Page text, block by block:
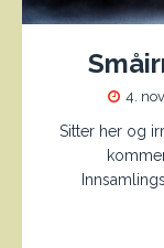
4.
Sitter her og